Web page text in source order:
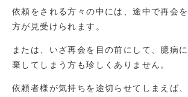
依頼をされる方々の中には、途中で再会
方が見受けられます。
または、いざ再会を目の前にして、臆病
棄してしまう方も珍しくありません。
依頼者様が気持ちを途切らせてしまえば